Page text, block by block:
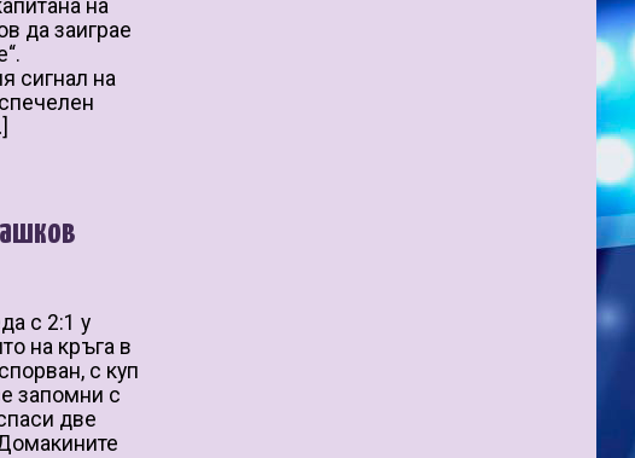
на
да заиграе
сигнал на
с 2:1 у
на кръга в
с куп
запомни с
две